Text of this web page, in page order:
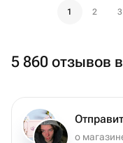
1 2 3
5 860 отзывов
о